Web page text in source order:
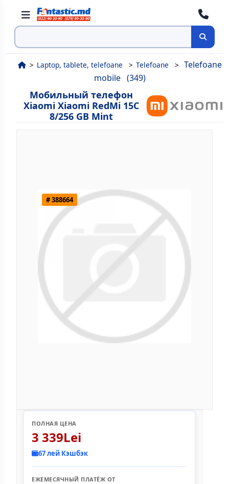
Поиск
Laptop, tablete, telefoane Telefoane
Telefoane
mobile (349)
Мобильный телефон
Xiaomi Xiaomi RedMi 15C
8/256 GB Mint
# 388664
ПОЛНАЯ ЦЕНА
3 339Lei
67 лей Кэшбэк
ЕЖЕМЕСЯЧНЫЙ ПЛАТЁЖ ОТ